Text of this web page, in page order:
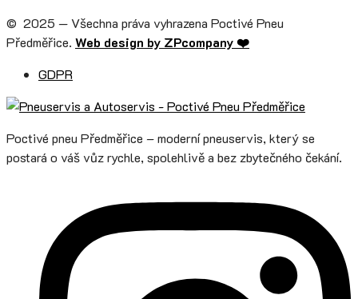
© 2025 — Všechna práva vyhrazena Poctivé Pneu
Předměřice. Web design by ZPcompany ❤️
GDPR
Poctivé pneu Předměřice – moderní pneuservis, který se
postará o váš vůz rychle, spolehlivě a bez zbytečného čekání.